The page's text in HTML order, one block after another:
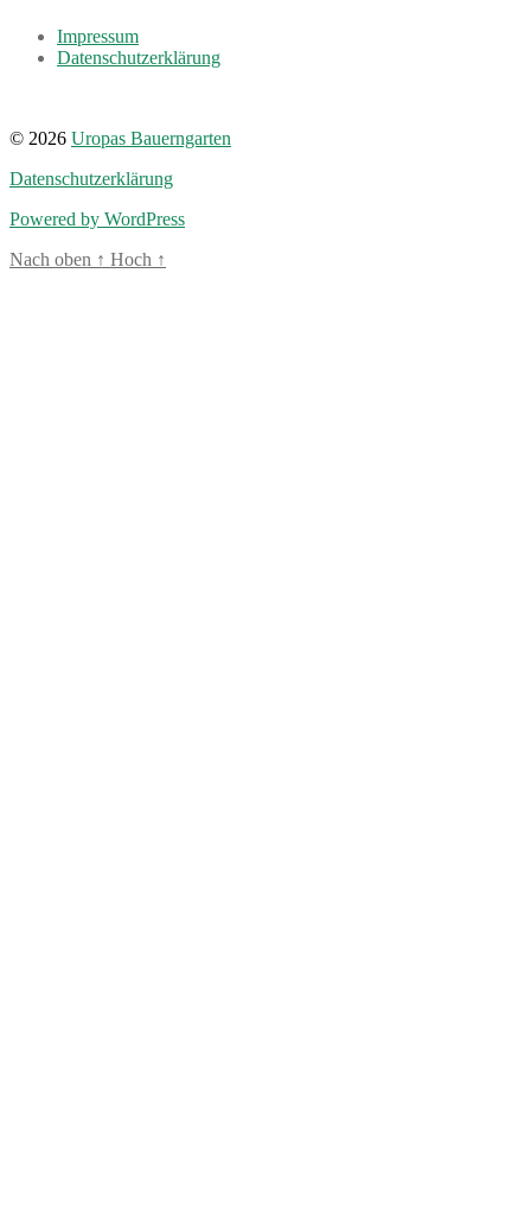
Impressum
Datenschutzerklärung
© 2026 Uropas Bauerngarten
Datenschutzerklärung
Powered by WordPress
Nach oben ↑ Hoch ↑